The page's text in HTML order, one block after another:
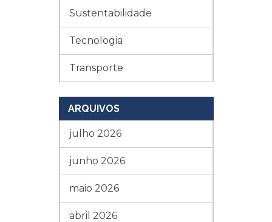
Sustentabilidade
Tecnologia
Transporte
ARQUIVOS
julho 2026
junho 2026
maio 2026
abril 2026